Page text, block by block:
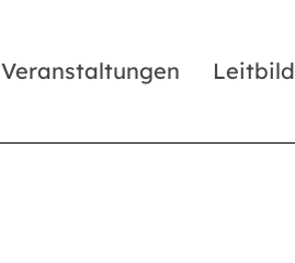
Veranstaltungen Leitbild